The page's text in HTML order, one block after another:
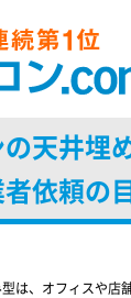
HOME
ランのご紹介
コン対応エリア
コンあれこれ
天井埋
依頼の
は、オフィスや店